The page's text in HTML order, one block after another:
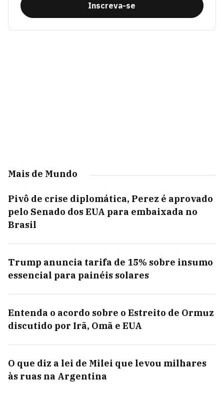
Inscreva-se
Mais de Mundo
Pivô de crise diplomática, Perez é aprovado
pelo Senado dos EUA para embaixada no
Brasil
Trump anuncia tarifa de 15% sobre insumo
essencial para painéis solares
Entenda o acordo sobre o Estreito de Ormuz
discutido por Irã, Omã e EUA
O que diz a lei de Milei que levou milhares
às ruas na Argentina